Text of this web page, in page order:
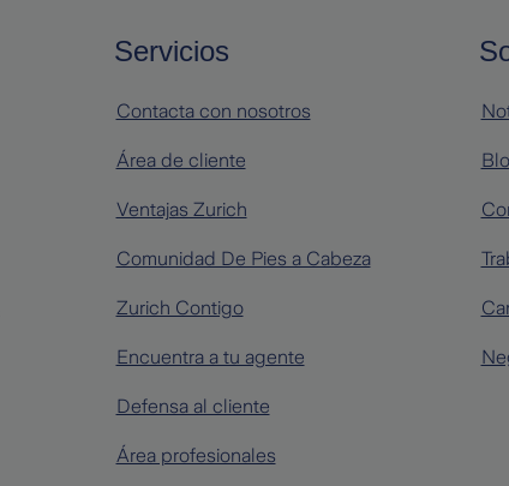
Servicios
Contacta con nosotros
Área de cliente
Ventajas Zurich
Comunidad De Pies a Cabeza
Zurich Contigo
Encuentra a tu agente
Defensa al cliente
Área profesionales